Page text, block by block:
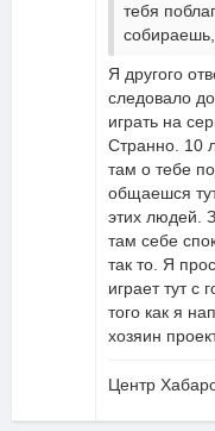
тебя
Я другого
следовало
играть на
Странно. 10
там о тебе
общаешся
этих людей.
там себе
так то. Я
играет тут
того как я
хозяин
Центр